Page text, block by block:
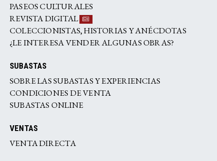
PASEOS CULTURALES
REVISTA DIGITAL
COLECCIONISTAS, HISTORIAS Y ANÉCDOTAS
¿LE INTERESA VENDER ALGUNAS OBRAS?
SUBASTAS
SOBRE LAS SUBASTAS Y EXPERIENCIAS
CONDICIONES DE VENTA
SUBASTAS ONLINE
VENTAS
VENTA DIRECTA